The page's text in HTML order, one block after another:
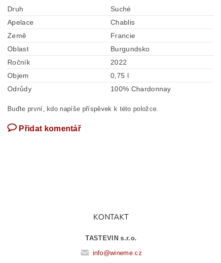
Druh
Suché
Apelace
Chablis
Země
Francie
Oblast
Burgundsko
Ročník
2022
Objem
0,75 l
Odrůdy
100% Chardonnay
Buďte první, kdo napíše příspěvek k této položce.
Přidat komentář
KONTAKT
TASTEVIN s.r.o.
info@wineme.cz